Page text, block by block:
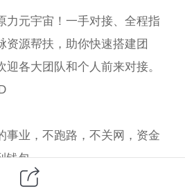
力元宇宙！一手对接、全程指
资源帮扶，助你快速搭建团
迎各大团队和个人前来对接。
事业，不跑路，不关网，资金
钱包。